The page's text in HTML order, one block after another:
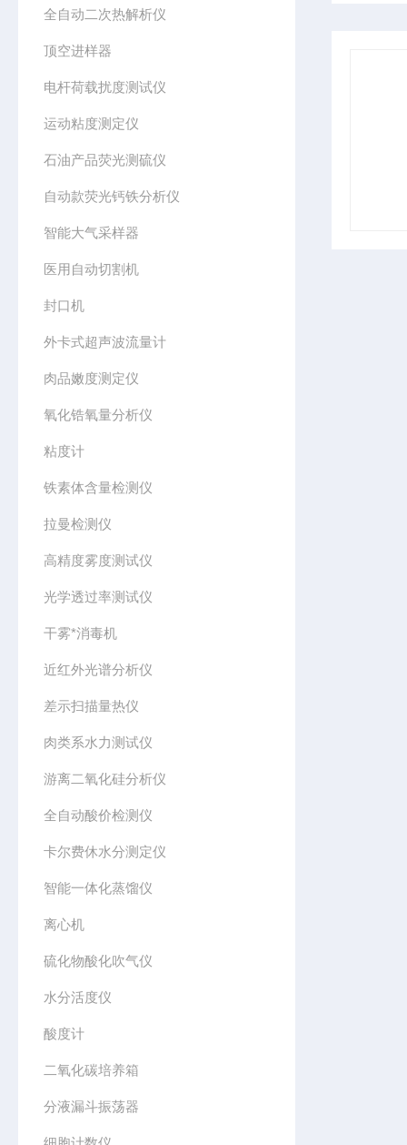
全自动二次热解析仪
顶空进样器
电杆荷载扰度测试仪
运动粘度测定仪
石油产品荧光测硫仪
自动款荧光钙铁分析仪
智能大气采样器
医用自动切割机
封口机
外卡式超声波流量计
肉品嫩度测定仪
氧化锆氧量分析仪
粘度计
铁素体含量检测仪
拉曼检测仪
高精度雾度测试仪
光学透过率测试仪
干雾*消毒机
近红外光谱分析仪
差示扫描量热仪
肉类系水力测试仪
游离二氧化硅分析仪
全自动酸价检测仪
卡尔费休水分测定仪
智能一体化蒸馏仪
离心机
硫化物酸化吹气仪
水分活度仪
酸度计
二氧化碳培养箱
分液漏斗振荡器